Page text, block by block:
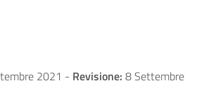
2021 - Revisione: 8 Settembre